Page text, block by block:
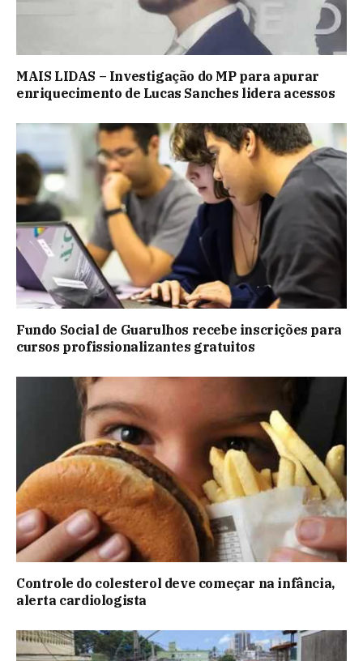
MAIS LIDAS – Investigação do MP para apurar
enriquecimento de Lucas Sanches lidera acessos
Fundo Social de Guarulhos recebe inscrições para
cursos profissionalizantes gratuitos
Controle do colesterol deve começar na infância,
alerta cardiologista